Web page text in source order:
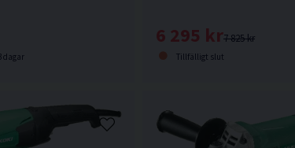
dagar
7 825 kr
6 295 kr
Tillfälligt slut